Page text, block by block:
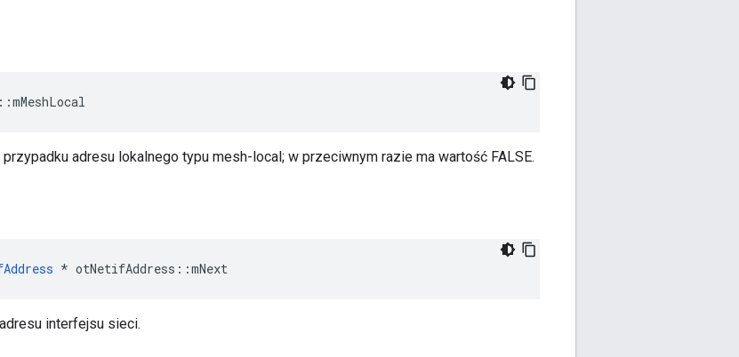
::mMeshLocal
przypadku adresu lokalnego typu mesh-local; w przeciwnym razie ma wartość FALSE.
* otNetifAddress ::mNext
interfejsu sieci.